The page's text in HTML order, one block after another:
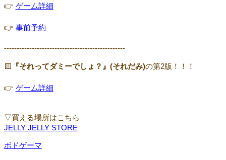
👉 ゲーム詳細
👉 事前予約
------------------------------------------------
🟨 『それってダミーでしょ？』(それだみ)の第2版！！！
👉 ゲーム詳細
▽買える場所はこちら
JELLY JELLY STORE
ボドゲーマ